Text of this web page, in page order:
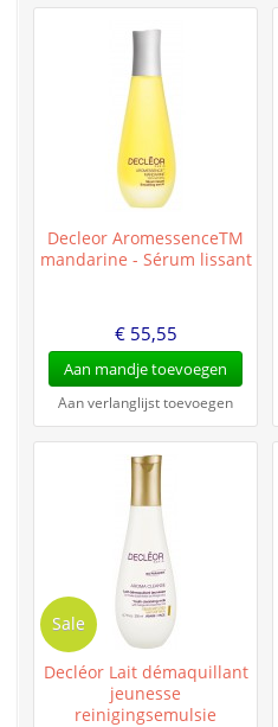
Decleor AromessenceTM
mandarine - Sérum lissant
€ 55,55
Aan mandje toevoegen
Aan verlanglijst toevoegen
Sale
Decléor Lait démaquillant
jeunesse
reinigingsemulsie